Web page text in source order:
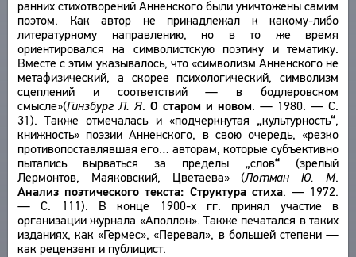
ранних стихотворений Анненского были уничтожены самим
поэтом. Как автор не принадлежал к какому-либо
литературному направлению, но в то же время
ориентировался на символистскую поэтику и тематику.
Вместе с этим указывалось, что «символизм Анненского не
метафизический, а скорее психологический, символизм
сцеплений и соответствий — в бодлеровском
смысле»(Гинзбург Л. Я. О старом и новом. — 1980. — С.
31). Также отмечалась и «подчеркнутая „культурность“,
книжность» поэзии Анненского, в свою очередь, «резко
противопоставлявшая его… авторам, которые субъективно
пытались вырваться за пределы „слов“ (зрелый
Лермонтов, Маяковский, Цветаева» (Лотман Ю. М.
Анализ поэтического текста: Структура стиха. — 1972.
— С. 111). В конце 1900-х гг. принял участие в
организации журнала «Аполлон». Также печатался в таких
изданиях, как «Гермес», «Перевал», в большей степени —
как рецензент и публицист.
ТЕЗАУРУС
ФУНКЦИОНАЛЬНОСТЬ
УКАЗАТЕЛИ
ПОИСК
СВЯЗИ
СОЗДАТЕЛИ ПРОЕКТА